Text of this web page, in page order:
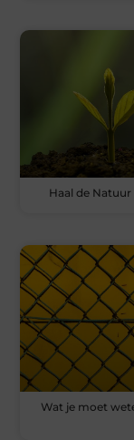
Haal de Natuur
Wat je moet